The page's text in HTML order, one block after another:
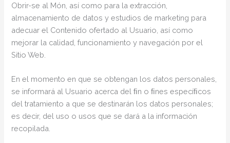
Obrir-se al Món, así como para la extracción,
almacenamiento de datos y estudios de marketing para
adecuar el Contenido ofertado al Usuario, así como
mejorar la calidad, funcionamiento y navegación por el
Sitio Web.
En el momento en que se obtengan los datos personales,
se informará al Usuario acerca del ﬁn o ﬁnes especíﬁcos
del tratamiento a que se destinarán los datos personales;
es decir, del uso o usos que se dará a la información
recopilada.